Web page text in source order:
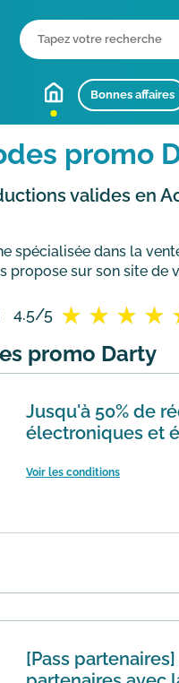
Bonnes affaires
promo
valides en
spécialisée dans la
propose sur son site
4.5/5
promo Darty
Jusqu'à 50% de
électroniques et
Voir les conditions
section "Bons Plans" le
[Pass